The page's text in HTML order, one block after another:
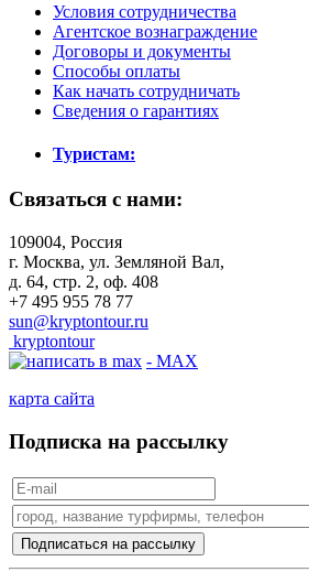
Условия сотрудничества
Агентское вознаграждение
Договоры и документы
Способы оплаты
Как начать сотрудничать
Сведения о гарантиях
Туристам:
Связаться с нами:
109004, Россия
г. Москва, ул. Земляной Вал,
д. 64, стр. 2, оф. 408
+7 495 955 78 77
sun@kryptontour.ru
kryptontour
- MAX
карта сайта
Подписка на рассылку